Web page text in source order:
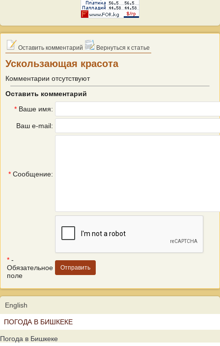
Оставить комментарий Вернуться к статье
Ускользающая красота
Комментарии отсутствуют
Оставить комментарий
* Ваше имя:
Ваш e-mail:
* Сообщение:
* -
Обязательное
поле
English
ПОГОДА В БИШКЕКЕ
Погода в Бишкеке